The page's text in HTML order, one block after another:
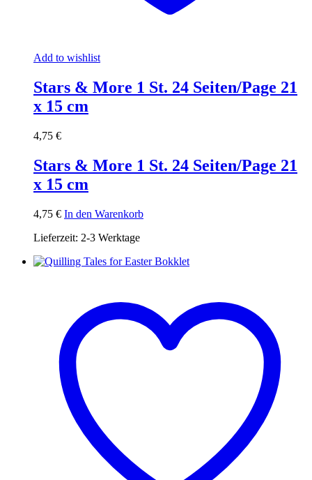
Add to wishlist
Stars & More 1 St. 24 Seiten/Page 21
x 15 cm
4,75 €
Stars & More 1 St. 24 Seiten/Page 21
x 15 cm
4,75 € In den Warenkorb
Lieferzeit: 2-3 Werktage